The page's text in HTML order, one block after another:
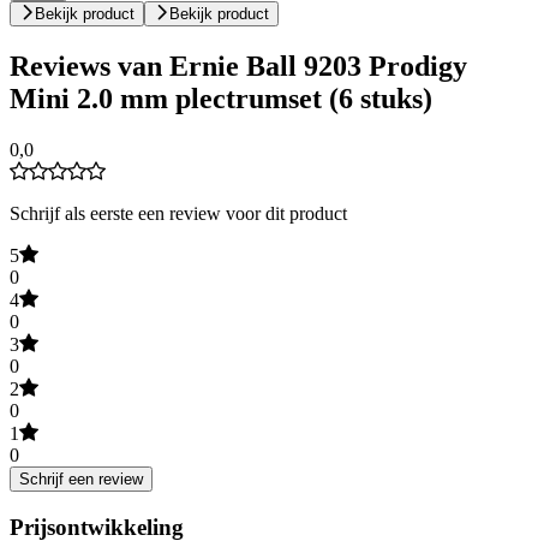
Bekijk product
Bekijk product
Reviews van Ernie Ball 9203 Prodigy
Mini 2.0 mm plectrumset (6 stuks)
0,0
Schrijf als eerste een review voor dit product
5
0
4
0
3
0
2
0
1
0
Schrijf een review
Prijsontwikkeling